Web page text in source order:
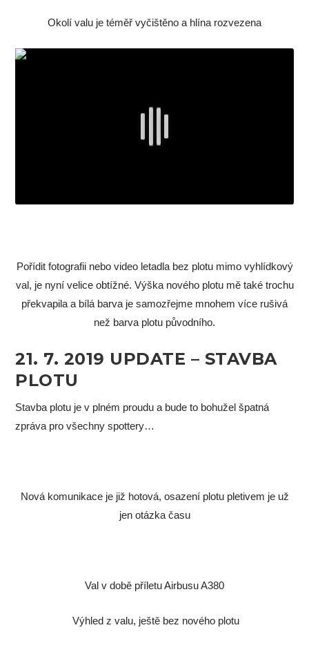
Okolí valu je téměř vyčištěno a hlína rozvezena
Pořídit fotografii nebo video letadla bez plotu mimo vyhlídkový
val, je nyní velice obtížné. Výška nového plotu mě také trochu
překvapila a bílá barva je samozřejme mnohem více rušivá
než barva plotu původního.
21. 7. 2019 UPDATE – STAVBA
PLOTU
Stavba plotu je v plném proudu a bude to bohužel špatná
zpráva pro všechny spottery…
Nová komunikace je již hotová, osazení plotu pletivem je už
jen otázka času
Val v době příletu Airbusu A380
Výhled z valu, ještě bez nového plotu